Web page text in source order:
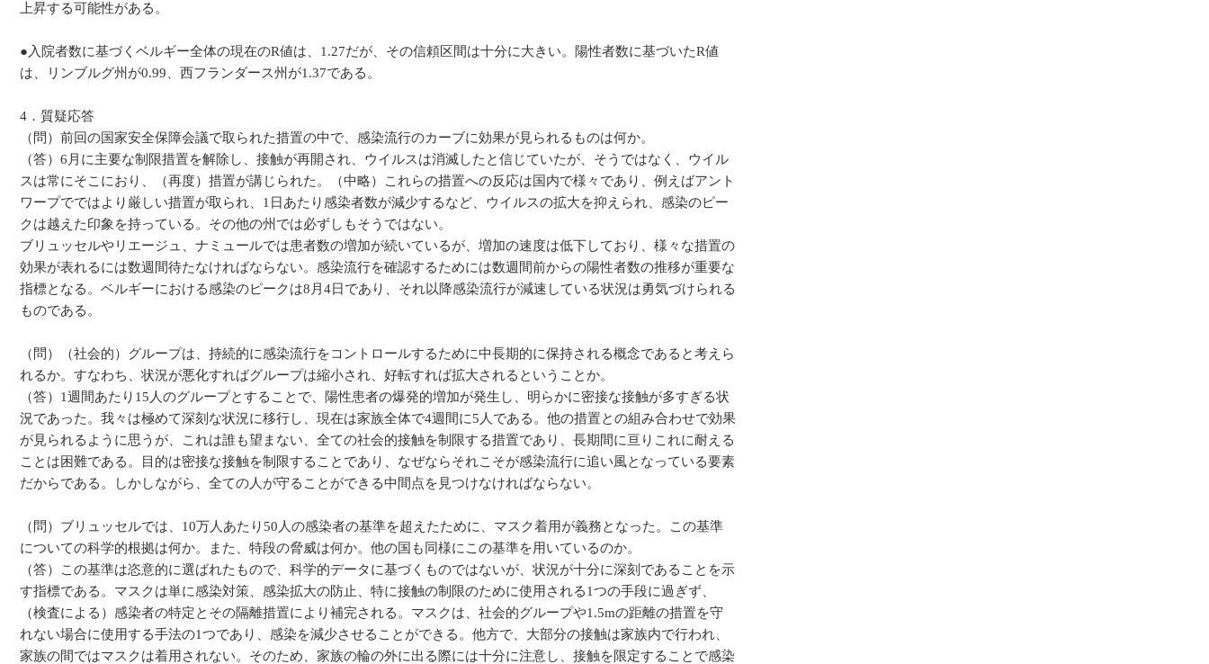
上昇する可能性がある。
●入院者数に基づくベルギー全体の現在のR値は、1.27だが、その信頼区間は十分に大きい。陽性者数に基づいたR値
は、リンブルグ州が0.99、西フランダース州が1.37である。
4．質疑応答
（問）前回の国家安全保障会議で取られた措置の中で、感染流行のカーブに効果が見られるものは何か。
（答）6月に主要な制限措置を解除し、接触が再開され、ウイルスは消滅したと信じていたが、そうではなく、ウイル
スは常にそこにおり、（再度）措置が講じられた。（中略）これらの措置への反応は国内で様々であり、例えばアント
ワープでではより厳しい措置が取られ、1日あたり感染者数が減少するなど、ウイルスの拡大を抑えられ、感染のピー
クは越えた印象を持っている。その他の州では必ずしもそうではない。
ブリュッセルやリエージュ、ナミュールでは患者数の増加が続いているが、増加の速度は低下しており、様々な措置の
効果が表れるには数週間待たなければならない。感染流行を確認するためには数週間前からの陽性者数の推移が重要な
指標となる。ベルギーにおける感染のピークは8月4日であり、それ以降感染流行が減速している状況は勇気づけられる
ものである。
（問）（社会的）グループは、持続的に感染流行をコントロールするために中長期的に保持される概念であると考えら
れるか。すなわち、状況が悪化すればグループは縮小され、好転すれば拡大されるということか。
（答）1週間あたり15人のグループとすることで、陽性患者の爆発的増加が発生し、明らかに密接な接触が多すぎる状
況であった。我々は極めて深刻な状況に移行し、現在は家族全体で4週間に5人である。他の措置との組み合わせで効果
が見られるように思うが、これは誰も望まない、全ての社会的接触を制限する措置であり、長期間に亘りこれに耐える
ことは困難である。目的は密接な接触を制限することであり、なぜならそれこそが感染流行に追い風となっている要素
だからである。しかしながら、全ての人が守ることができる中間点を見つけなければならない。
（問）ブリュッセルでは、10万人あたり50人の感染者の基準を超えたために、マスク着用が義務となった。この基準
についての科学的根拠は何か。また、特段の脅威は何か。他の国も同様にこの基準を用いているのか。
（答）この基準は恣意的に選ばれたもので、科学的データに基づくものではないが、状況が十分に深刻であることを示
す指標である。マスクは単に感染対策、感染拡大の防止、特に接触の制限のために使用される1つの手段に過ぎず、
（検査による）感染者の特定とその隔離措置により補完される。マスクは、社会的グループや1.5mの距離の措置を守
れない場合に使用する手法の1つであり、感染を減少させることができる。他方で、大部分の接触は家族内で行われ、
家族の間ではマスクは着用されない。そのため、家族の輪の外に出る際には十分に注意し、接触を限定することで感染